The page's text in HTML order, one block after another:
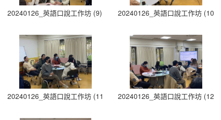
20240126_英語口說工作坊 (9) 20240126_英語口說工作坊 (10)
20240126_英語口說工作坊 (11) 20240126_英語口說工作坊 (12)